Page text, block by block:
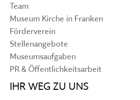
Team
Museum Kirche in Franken
Förderverein
Stellenangebote
Museumsaufgaben
PR & Öffentlichkeitsarbeit
IHR WEG ZU UNS